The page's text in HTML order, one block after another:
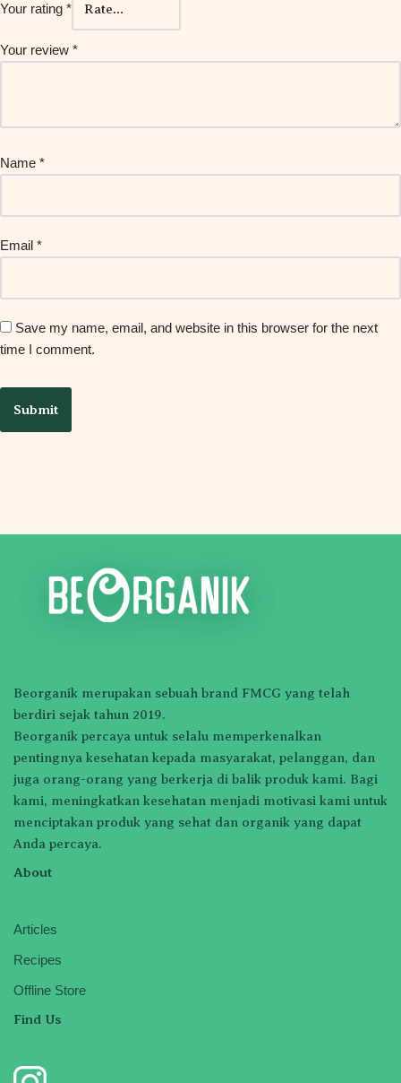
Your rating *
Your review *
Name *
Email *
Save my name, email, and website in this browser for the next
time I comment.
Beorganik merupakan sebuah brand FMCG yang telah
berdiri sejak tahun 2019.
Beorganik percaya untuk selalu memperkenalkan
pentingnya kesehatan kepada masyarakat, pelanggan, dan
juga orang-orang yang berkerja di balik produk kami. Bagi
kami, meningkatkan kesehatan menjadi motivasi kami untuk
menciptakan produk yang sehat dan organik yang dapat
Anda percaya.
About
Articles
Recipes
Offline Store
Find Us